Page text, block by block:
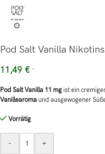
Pod Salt Vanilla
11,49 € *
Pod Salt Vanilla 11 mg ist ein
Vanillearoma und ausgewogener
Vorrätig
- +